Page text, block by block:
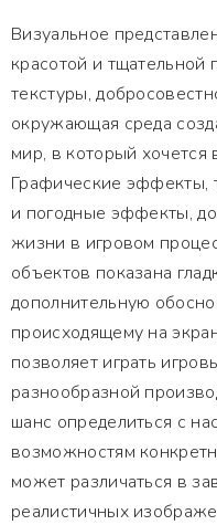
Визуальное
красотой и
текстуры,
окружающая среда
мир, в который хочется
Графические эффекты,
и погодные эффекты,
жизни в игровом
объектов показана
дополнительную
происходящему на
позволяет играть
разнообразной
шанс определиться с
возможностям
может различаться в
реалистичных